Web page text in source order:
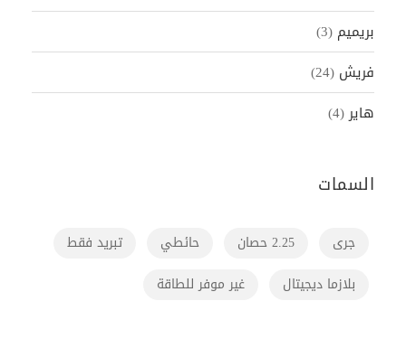
بريميم (3)
فريش (24)
هاير(4)
السمات
جرى 2.25 حصان حائطي
تبريد فقط
بلازما ديجيتال
غير موفر للطاقة